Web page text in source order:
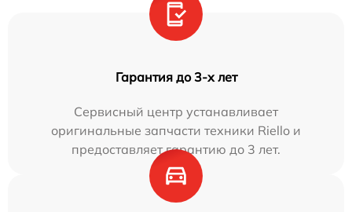
Гарантия до 3-х лет
Сервисный центр устанавливает
оригинальные запчасти техники Riello и
предоставляет гарантию до 3 лет.